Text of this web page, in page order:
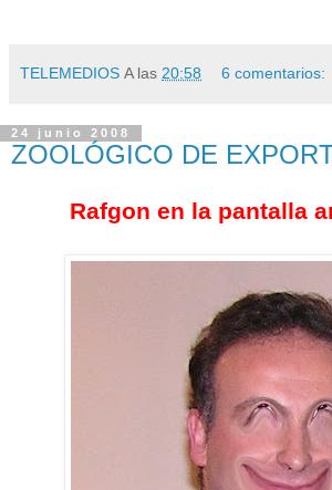
TELEMEDIOS A las 20:58 6 comentarios:
24 junio 2008
ZOOLÓGICO DE
Rafgon en la pantalla